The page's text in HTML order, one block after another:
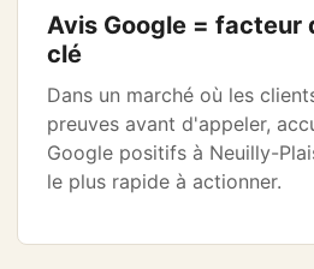
Avis Google = facteur
clé
Dans un marché où les
preuves avant d'appeler,
Google positifs à Neuilly-
le plus rapide à actionner.